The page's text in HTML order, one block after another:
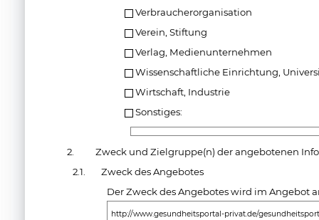
Verbraucherorganisation
Verein, Stiftung
Verlag, Medienunternehmen
Wissenschaftliche Einrichtung,
Wirtschaft, Industrie
Sonstiges:
2.
Zweck und Zielgruppe(n) der angebotenen
2.1.
Zweck des Angebotes
Der Zweck des Angebotes wird im Angebot
http://www.gesundheitsportal-privat.de/